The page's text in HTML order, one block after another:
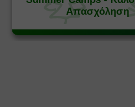
Απασχόληση